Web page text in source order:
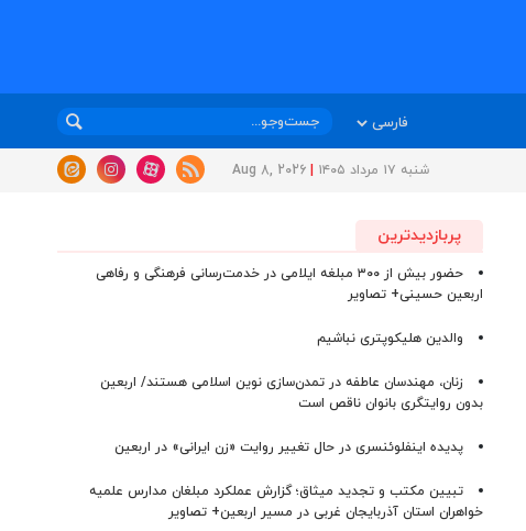
شنبه ۱۷ مرداد ۱۴۰۵ Aug 8, 2026
پربازدیدترین
حضور بیش از ۳۰۰ مبلغه ایلامی در خدمت‌رسانی فرهنگی و رفاهی
اربعین حسینی+ تصاویر
والدین هلیکوپتری نباشیم
زنان، مهندسان عاطفه در تمدن‌سازی نوین اسلامی هستند/ اربعین
بدون روایتگری بانوان ناقص است
پدیده اینفلوئنسری در حال تغییر روایت «زن ایرانی» در اربعین
تبیین مکتب و تجدید میثاق؛ گزارش عملکرد مبلغان مدارس علمیه
خواهران استان آذربایجان‌ غربی در مسیر اربعین+ تصاویر